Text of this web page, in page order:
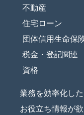
不動産
住宅ローン
団体信用生命保
税金・登記関連
資格
業務を効率化し
お役立ち情報が